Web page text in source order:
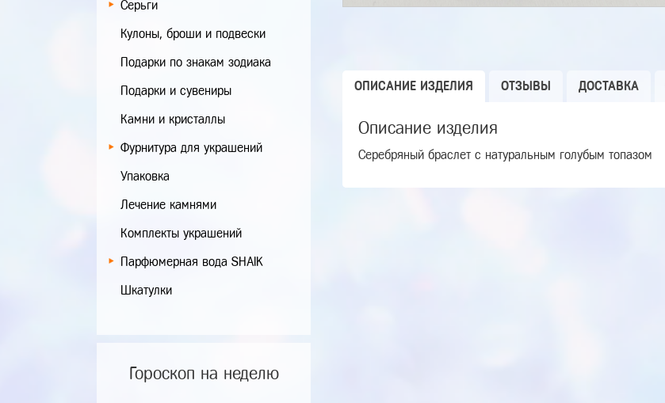
Серьги
Кулоны, броши и подвески
Подарки по знакам зодиака
Подарки и сувениры
Камни и кристаллы
Фурнитура для украшений
Упаковка
Лечение камнями
Комплекты украшений
Парфюмерная вода SHAIK
Шкатулки
Гороскоп на неделю
ОПИСАНИЕ ИЗДЕЛИЯ ОТЗЫВЫ ДОСТАВКА
Описание изделия
Серебряный браслет с натуральным голубым топазом